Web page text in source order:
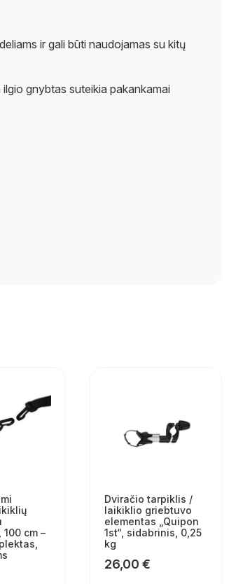
ir gali būti naudojamas su kitų
gnybtas suteikia pakankamai
cm –
Dviračio tarpiklis /
laikiklio griebtuvo
elementas „Quipon
1st“, sidabrinis, 0,25
kg
26,00 €